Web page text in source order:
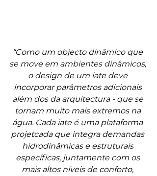
“Como um objecto dinâmico que
se move em ambientes dinâmicos,
o design de um iate deve
incorporar parâmetros adicionais
além dos da arquitectura - que se
tornam muito mais extremos na
água. Cada iate é uma plataforma
projetcada que integra demandas
hidrodinâmicas e estruturais
específicas, juntamente com os
mais altos níveis de conforto,